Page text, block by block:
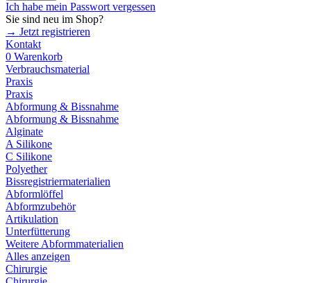
Ich habe mein Passwort vergessen
Sie sind neu im Shop?
→ Jetzt registrieren
Kontakt
0 Warenkorb
Verbrauchsmaterial
Praxis
Praxis
Abformung & Bissnahme
Abformung & Bissnahme
Alginate
A Silikone
C Silikone
Polyether
Bissregistriermaterialien
Abformlöffel
Abformzubehör
Artikulation
Unterfütterung
Weitere Abformmaterialien
Alles anzeigen
Chirurgie